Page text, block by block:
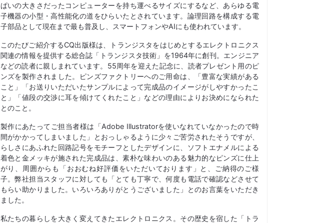
ぱいの大きさだったコンピューターを持ち運べるサイズにするなど、あらゆる電
子機器の小型・高性能化の道をひらいたとされています。論理回路を構成する電
子部品として現在まで最も普及し、スマートフォンやAIにも使われています。
このたびご紹介するCQ出版様は、トランジスタをはじめとするエレクトロニクス
関連の情報を提供する総合誌「トランジスタ技術」を1964年に創刊。エンジニア
などの読者に親しまれています。55周年を迎えた記念に、読者プレゼント用のピ
ンズを製作されました。ピンズファクトリーへのご用命は、「豊富な実績がある
こと」「お送りいただいたサンプルによって完成品のイメージがしやすかったこ
と」「値段の交渉に耳を傾けてくれたこと」などの理由によりお決めになられた
とのこと。
製作にあたってご担当者様は「Adobe Illustratorを使いなれていなかったので時
間がかかってしまいました」とおっしゃるように少々ご苦労されたそうですが、
らしさにあふれた回路記号をモチーフとしたデザインに、ソフトエナメルによる
着色と金メッキが施された完成品は、素朴な味わいのある魅力的なピンズに仕上
がり、周囲からも「おおむね好評価をいただいております」と、ご納得のご様
子。弊社担当スタッフに対しても「とても丁寧で、何度も電話で確認などさせて
もらい助かりました。いろいろありがとうございました」とのお言葉をいただき
ました。
私たちの暮らしを大きく変えてきたエレクトロニクス。その歴史を宿した「トラ